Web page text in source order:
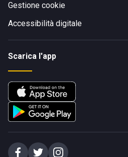
Gestione cookie
Accessibilità digitale
Scarica l'app